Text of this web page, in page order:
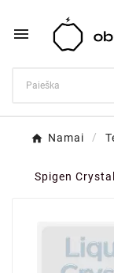

Namai
Spigen